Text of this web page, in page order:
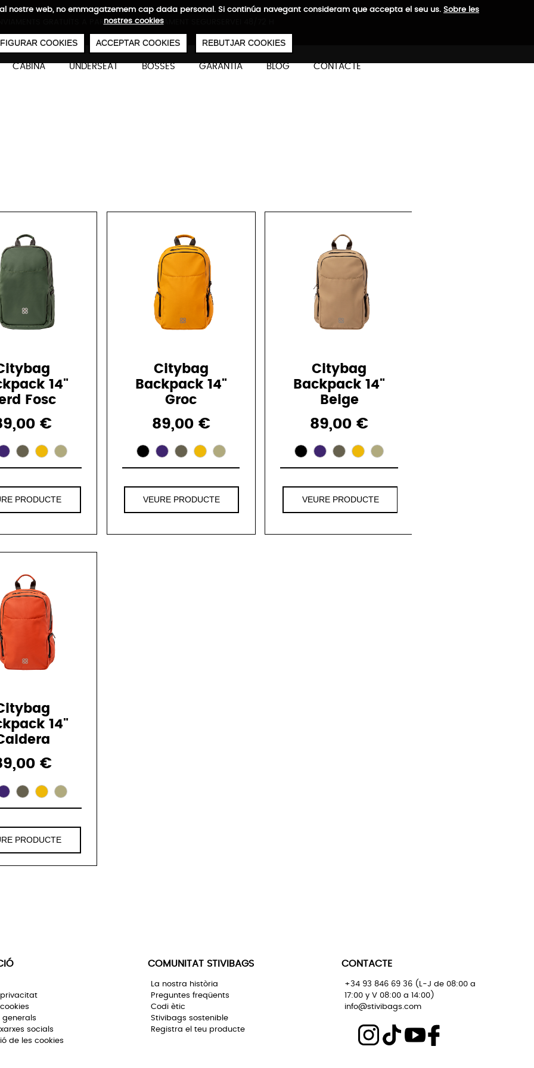
nostre web, no emmagatzemem cap dada personal. Si continúa navegant consideram que accepta el seu us. Sobre les
nostres cookies
COOKIES ACCEPTAR COOKIES REBUTJAR COOKIES
GRATUÏTS A PARTIR DE 50 €PAGAMENT SEGUR
ES
CABINA UNDERSEAT BOSSES GARANTIA BLOG CONTACTE
14"
Fosc
€
PRODUCTE
Citybag
Backpack 14"
Groc
89,00 €
VEURE PRODUCTE
Citybag
Backpack 14"
Beige
89,00 €
VEURE PRODUCTE
14"
€
PRODUCTE
generals
socials
de les cookies
COMUNITAT STIVIBAGS
La nostra història
Preguntes freqüents
Codi ètic
Stivibags sostenible
Registra el teu producte
CONTACTE
+34 93 846 69 36 (L-J de 08:00 a
17:00 y V 08:00 a 14:00)
info@stivibags.com